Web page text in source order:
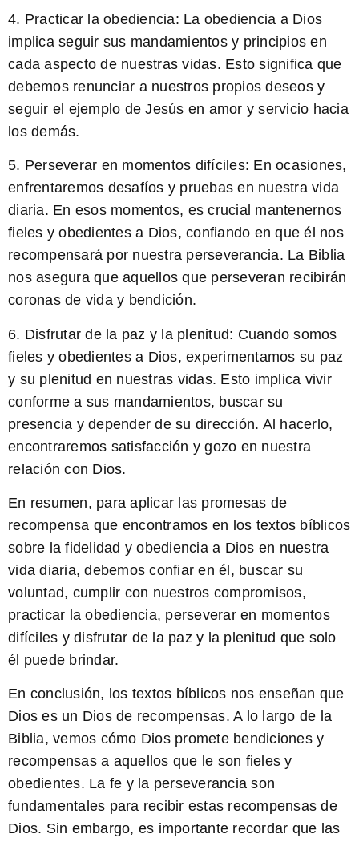
4. Practicar la obediencia: La obediencia a Dios
implica seguir sus mandamientos y principios en
cada aspecto de nuestras vidas. Esto significa que
debemos renunciar a nuestros propios deseos y
seguir el ejemplo de Jesús en amor y servicio hacia
los demás.
5. Perseverar en momentos difíciles: En ocasiones,
enfrentaremos desafíos y pruebas en nuestra vida
diaria. En esos momentos, es crucial mantenernos
fieles y obedientes a Dios, confiando en que él nos
recompensará por nuestra perseverancia. La Biblia
nos asegura que aquellos que perseveran recibirán
coronas de vida y bendición.
6. Disfrutar de la paz y la plenitud: Cuando somos
fieles y obedientes a Dios, experimentamos su paz
y su plenitud en nuestras vidas. Esto implica vivir
conforme a sus mandamientos, buscar su
presencia y depender de su dirección. Al hacerlo,
encontraremos satisfacción y gozo en nuestra
relación con Dios.
En resumen, para aplicar las promesas de
recompensa que encontramos en los textos bíblicos
sobre la fidelidad y obediencia a Dios en nuestra
vida diaria, debemos confiar en él, buscar su
voluntad, cumplir con nuestros compromisos,
practicar la obediencia, perseverar en momentos
difíciles y disfrutar de la paz y la plenitud que solo
él puede brindar.
En conclusión, los textos bíblicos nos enseñan que
Dios es un Dios de recompensas. A lo largo de la
Biblia, vemos cómo Dios promete bendiciones y
recompensas a aquellos que le son fieles y
obedientes. La fe y la perseverancia son
fundamentales para recibir estas recompensas de
Dios. Sin embargo, es importante recordar que las